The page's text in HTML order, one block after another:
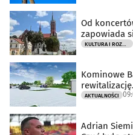
Od
zapowiada
KULTURA I ROZRYWKA
Kominowe
AKTUALNOŚCI
Adrian